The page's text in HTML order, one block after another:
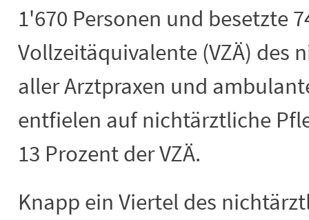
1'670 Personen und besetzte
Vollzeitäquivalente (VZÄ) des
aller Arztpraxen und
entfielen auf nichtärztliche
13 Prozent der VZÄ.
Knapp ein Viertel des